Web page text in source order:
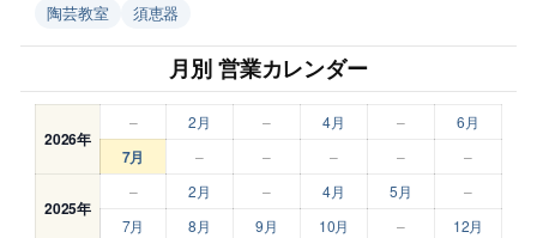
陶芸教室
須恵器
月別 営業カレンダー
2026年
– 2月 – 4月 – 6月
7月 – – – – –
2025年
– 2月 – 4月 5月
–
7月
8月 9月 10月 – 12月